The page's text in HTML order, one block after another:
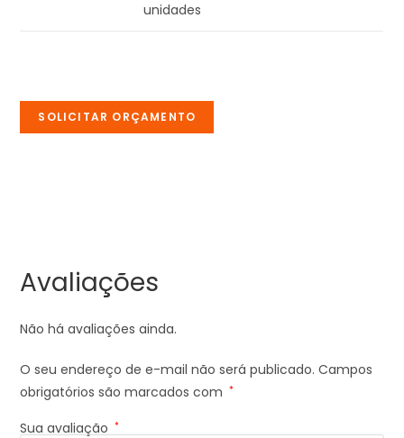
unidades
SOLICITAR ORÇAMENTO
Avaliações
Não há avaliações ainda.
O seu endereço de e-mail não será publicado. Campos
obrigatórios são marcados com *
Sua avaliação *